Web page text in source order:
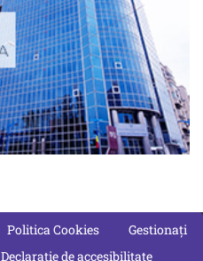
Politica Cookies
Gestionați
Declarație de accesibilitate